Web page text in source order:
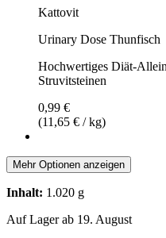
Kattovit
Urinary Dose Thunfisch
Hochwertiges Diät-
Struvitsteinen
0,99 €
(11,65 € / kg)
Mehr Optionen anzeigen
Inhalt: 1.020 g
Auf Lager ab 19. August